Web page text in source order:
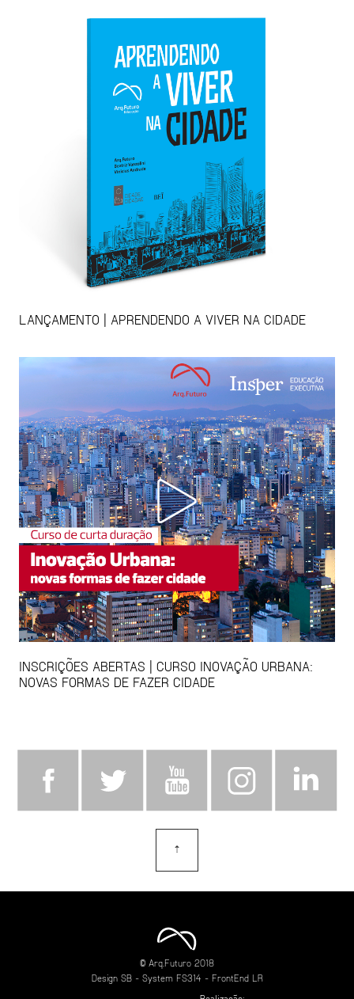
LANÇAMENTO | APRENDENDO A VIVER NA CIDADE
INSCRIÇÕES ABERTAS | CURSO INOVAÇÃO URBANA:
NOVAS FORMAS DE FAZER CIDADE
⇡
© Arq.Futuro 2018
Design SB- System FS314 - FrontEnd LR